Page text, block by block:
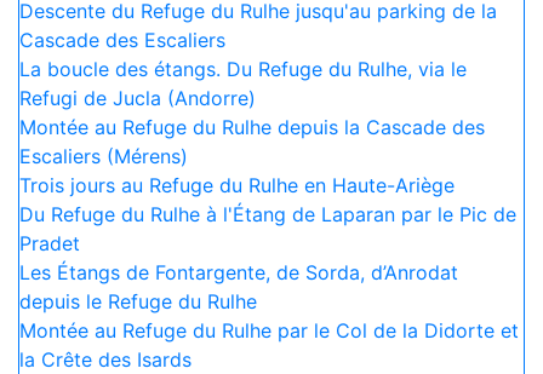
Descente du Refuge du Rulhe jusqu'au parking de la
Cascade des Escaliers
La boucle des étangs. Du Refuge du Rulhe, via le
Refugi de Jucla (Andorre)
Montée au Refuge du Rulhe depuis la Cascade des
Escaliers (Mérens)
Trois jours au Refuge du Rulhe en Haute-Ariège
Du Refuge du Rulhe à l'Étang de Laparan par le Pic de
Pradet
Les Étangs de Fontargente, de Sorda, d’Anrodat
depuis le Refuge du Rulhe
Montée au Refuge du Rulhe par le Col de la Didorte et
la Crête des Isards